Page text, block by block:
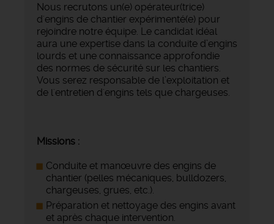
Nous recrutons un(e) opérateur(trice)
d'engins de chantier expérimenté(e) pour
rejoindre notre équipe. Le candidat idéal
aura une expertise dans la conduite d’engins
lourds et une connaissance approfondie
des normes de sécurité sur les chantiers.
Vous serez responsable de l’exploitation et
de l'entretien d'engins tels que chargeuses.
Missions :
Conduite et manœuvre des engins de
chantier (pelles mécaniques, bulldozers,
chargeuses, grues, etc.).
Préparation et nettoyage des engins avant
et après chaque intervention.